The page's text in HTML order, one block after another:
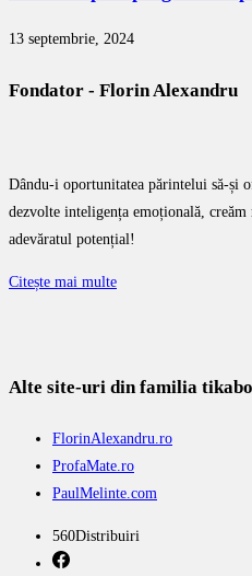
13 septembrie, 2024
Fondator - Florin Alexandru
Dându-i oportunitatea părintelui să-și
dezvolte inteligența emoțională,
adevăratul potențial!
Citește mai multe
Alte site-uri din familia
FlorinAlexandru.ro
ProfaMate.ro
PaulMelinte.com
560Distribuiri